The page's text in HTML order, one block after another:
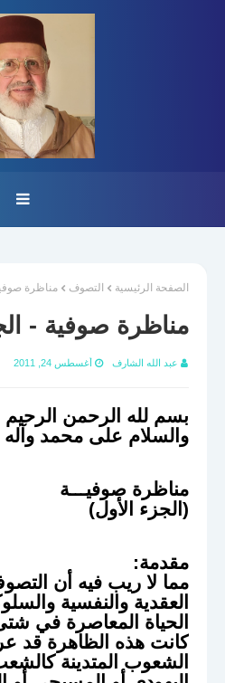
الصفحة الرئيسية التصوف مناظرة
مناظرة صوفية -
عبد الله الشارف أغسطس 24, 2011
بسم لله الرحمن
والسلام على محمد
مناظرة صوفيـــة
(الجزء الأول)
مقدمة:
مما لا ريب فيه أن
العقدية والنفسية
الحياة المعاصرة في
كانت هذه الظاهرة قد
الشعوب المتدينة